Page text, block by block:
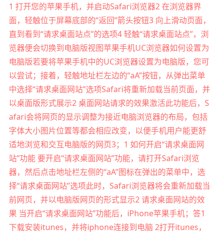
1 打开您的苹果手机，并启动Safari浏览器2 在浏览器界
面，轻触位于屏幕底部的“返回”箭头按钮3 向上滑动页面，
直到看到“请求桌面站点”的选项4 轻触“请求桌面站点”，浏
览器便会切换到电脑版视图苹果手机UC浏览器如何设置为
电脑版若要将苹果手机中的UC浏览器设置为电脑版，您可
以尝试；接着，轻触地址栏左边的“aA”按钮，从弹出菜单
中选择“请求桌面网站”选项Safari将重新加载当前页面，并
以桌面版形式展示2 桌面网站请求的效果激活此功能后，S
afari会将网页的显示调整为接近电脑浏览器的布局，包括
字体大小图片位置等都会相应改变，以便手机用户能更舒
适地浏览和交互电脑版的网页3；1 如何开启“请求桌面网
站”功能 要开启“请求桌面网站”功能，请打开Safari浏览
器，然后点击地址栏左侧的“aA”图标在弹出的菜单中，选
择“请求桌面网站”选项此时，Safari浏览器将会重新加载当
前网页，并以电脑版网页的形式显示2 请求桌面网站的效
果 当开启“请求桌面网站”功能后，iPhone苹果手机；答1
下载安装itunes，并将iphone连接到电脑 2打开itunes，